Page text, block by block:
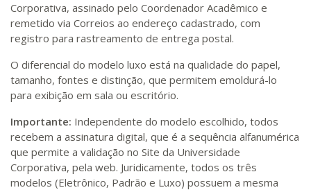
Corporativa, assinado pelo Coordenador Acadêmico e
remetido via Correios ao endereço cadastrado, com
registro para rastreamento de entrega postal.
O diferencial do modelo luxo está na qualidade do papel,
tamanho, fontes e distinção, que permitem emoldurá-lo
para exibição em sala ou escritório.
Importante: Independente do modelo escolhido, todos
recebem a assinatura digital, que é a sequência alfanumérica
que permite a validação no Site da Universidade
Corporativa, pela web. Juridicamente, todos os três
modelos (Eletrônico, Padrão e Luxo) possuem a mesma